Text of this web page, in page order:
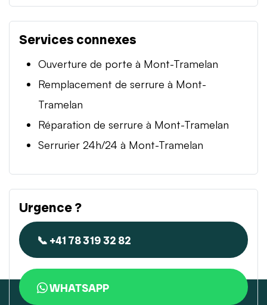
Services connexes
Ouverture de porte à Mont-Tramelan
Remplacement de serrure à Mont-
Tramelan
Réparation de serrure à Mont-Tramelan
Serrurier 24h/24 à Mont-Tramelan
Urgence ?
📞 +41 78 319 32 82
WHATSAPP